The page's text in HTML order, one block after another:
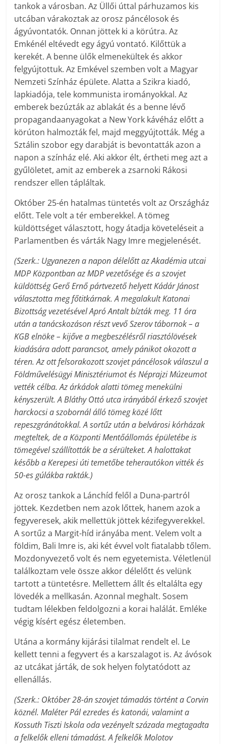
tankok a városban. Az Üllői úttal párhuzamos kis
utcában várakoztak az orosz páncélosok és
ágyúvontatók. Onnan jöttek ki a körútra. Az
Emkénél eltévedt egy ágyú vontató. Kilőttük a
kerekét. A benne ülők elmenekültek és akkor
felgyújtottuk. Az Emkével szemben volt a Magyar
Nemzeti Színház épülete. Alatta a Szikra kiadó,
lapkiadója, tele kommunista irományokkal. Az
emberek bezúzták az ablakát és a benne lévő
propagandaanyagokat a New York kávéház előtt a
körúton halmozták fel, majd meggyújtották. Még a
Sztálin szobor egy darabját is bevontatták azon a
napon a színház elé. Aki akkor élt, értheti meg azt a
gyűlöletet, amit az emberek a zsarnoki Rákosi
rendszer ellen tápláltak.
Október 25-én hatalmas tüntetés volt az Országház
előtt. Tele volt a tér emberekkel. A tömeg
küldöttséget választott, hogy átadja követeléseit a
Parlamentben és várták Nagy Imre megjelenését.
(Szerk.: Ugyanezen a napon délelőtt az Akadémia utcai
MDP Központban az MDP vezetősége és a szovjet
küldöttség Gerő Ernő pártvezető helyett Kádár Jánost
választotta meg főtitkárnak. A megalakult Katonai
Bizottság vezetésével Apró Antalt bízták meg. 11 óra
után a tanácskozáson részt vevő Szerov tábornok – a
KGB elnöke – kijőve a megbeszélésről riasztólövések
kiadására adott parancsot, amely pánikot okozott a
téren. Az ott felsorakozott szovjet páncélosok válaszul a
Földművelésügyi Minisztériumot és Néprajzi Múzeumot
vették célba. Az árkádok alatti tömeg menekülni
kényszerült. A Bláthy Ottó utca irányából érkező szovjet
harckocsi a szobornál álló tömeg közé lőtt
repeszgránátokkal. A sortűz után a belvárosi kórházak
megteltek, de a Központi Mentőállomás épületébe is
tömegével szállították be a sérülteket. A halottakat
később a Kerepesi úti temetőbe teherautókon vitték és
50-es gúlákba rakták.)
Az orosz tankok a Lánchíd felől a Duna-partról
jöttek. Kezdetben nem azok lőttek, hanem azok a
fegyveresek, akik mellettük jöttek kézifegyverekkel.
A sortűz a Margit-híd irányába ment. Velem volt a
földim, Bali Imre is, aki két évvel volt fiatalabb tőlem.
Mozdonyvezető volt és nem egyetemista. Véletlenül
találkoztam vele össze akkor délelőtt és velünk
tartott a tüntetésre. Mellettem állt és eltalálta egy
lövedék a mellkasán. Azonnal meghalt. Sosem
tudtam lélekben feldolgozni a korai halálát. Emléke
végig kísért egész életemben.
Utána a kormány kijárási tilalmat rendelt el. Le
kellett tenni a fegyvert és a karszalagot is. Az ávósok
az utcákat járták, de sok helyen folytatódott az
ellenállás.
(Szerk.: Október 28-án szovjet támadás történt a Corvin
köznél. Maléter Pál ezredes és katonái, valamint a
Kossuth Tiszti Iskola oda vezényelt százada megtagadta
a felkelők elleni támadást. A felkelők Molotov